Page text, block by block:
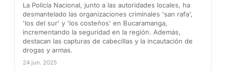
La Policía Nacional, junto a las autoridades locales, ha
desmantelado las organizaciones criminales 'san rafa',
'los del sur' y 'los costeños' en Bucaramanga,
incrementando la seguridad en la región. Además,
destacan las capturas de cabecillas y la incautación de
drogas y armas.
24 jun. 2025